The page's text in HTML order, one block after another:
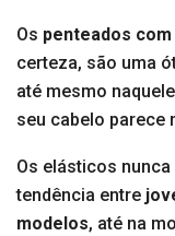
Os penteados
certeza, são uma
até mesmo
seu cabelo parece
Os elásticos
tendência entre
modelos, até na